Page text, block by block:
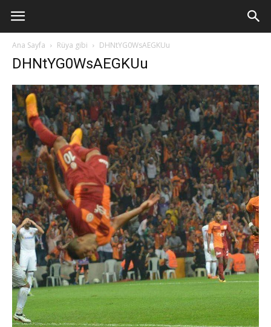
Ana Sayfa Rüya gibi DHNtYG0WsAEGKUu
DHNtYG0WsAEGKUu